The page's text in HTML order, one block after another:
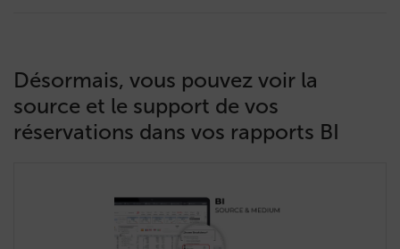
Désormais, vous pouvez voir la
source et le support de vos
réservations dans vos rapports BI